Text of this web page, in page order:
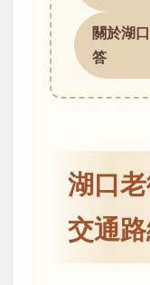
關於湖
答
湖口
交通